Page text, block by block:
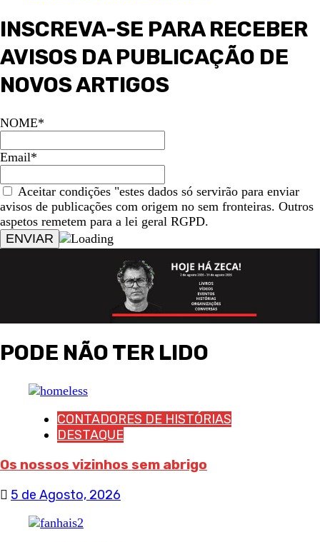
INSCREVA-SE PARA RECEBER
AVISOS DA PUBLICAÇÃO DE
NOVOS ARTIGOS
NOME*
Email*
Aceitar condições "estes dados só servirão para enviar
avisos de publicações com origem no sem fronteiras. Outros
aspetos remetem para a lei geral RGPD.
PODE NÃO TER LIDO
CONTADORES DE HISTÓRIAS
DESTAQUE
Os nossos vizinhos sem abrigo
5 de Agosto, 2026